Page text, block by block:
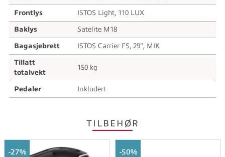
Frontlys ISTOS Light, 110 LUX
Baklys Satelite M18
Bagasjebrett ISTOS Carrier FS, 29", MIK
Tillatt
totalvekt
150 kg
Pedaler Inkludert
TILBEHØR
27% 50%